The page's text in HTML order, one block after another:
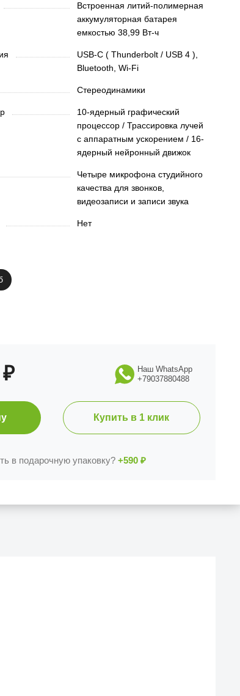
Встроенная литий-полимерная
аккумуляторная батарея
емкостью 38,99 Вт-ч
USB-C ( Thunderbolt / USB 4 ),
Bluetooth, Wi‑Fi
Стереодинамики
10-ядерный графический
процессор / Трассировка лучей
с аппаратным ускорением / 16-
ядерный нейронный движок
Четыре микрофона студийного
качества для звонков,
видеозаписи и записи звука
Нет
₽
Наш WhatsApp
+79037880488
Купить в 1 клик
в подарочную упаковку? +590 ₽